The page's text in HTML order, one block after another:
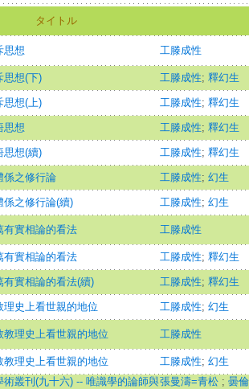
タイトル
思想 工滕成性
思想(下) 工滕成性; 釋幻生
思想(上) 工滕成性; 釋幻生
思想 工滕成性; 釋幻生
思想(續) 工滕成性; 釋幻生
係之修行論 工滕成性; 幻生
係之修行論(續) 工滕成性; 幻生
有實相論的看法 工滕成性
有實相論的看法 工滕成性; 釋幻生
有實相論的看法(續) 工滕成性; 釋幻生
理史上看世親的地位 工滕成性; 幻生
教理史上看世親的地位 工滕成性
教理史上看世親的地位 工滕成性; 幻生
術叢刊(九十六) -- 唯識學的論師與張曼濤=青松 ; 曇